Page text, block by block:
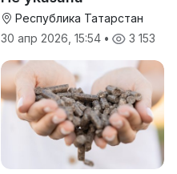
Республика Татарстан
30 апр 2026, 15:54 • 3 153